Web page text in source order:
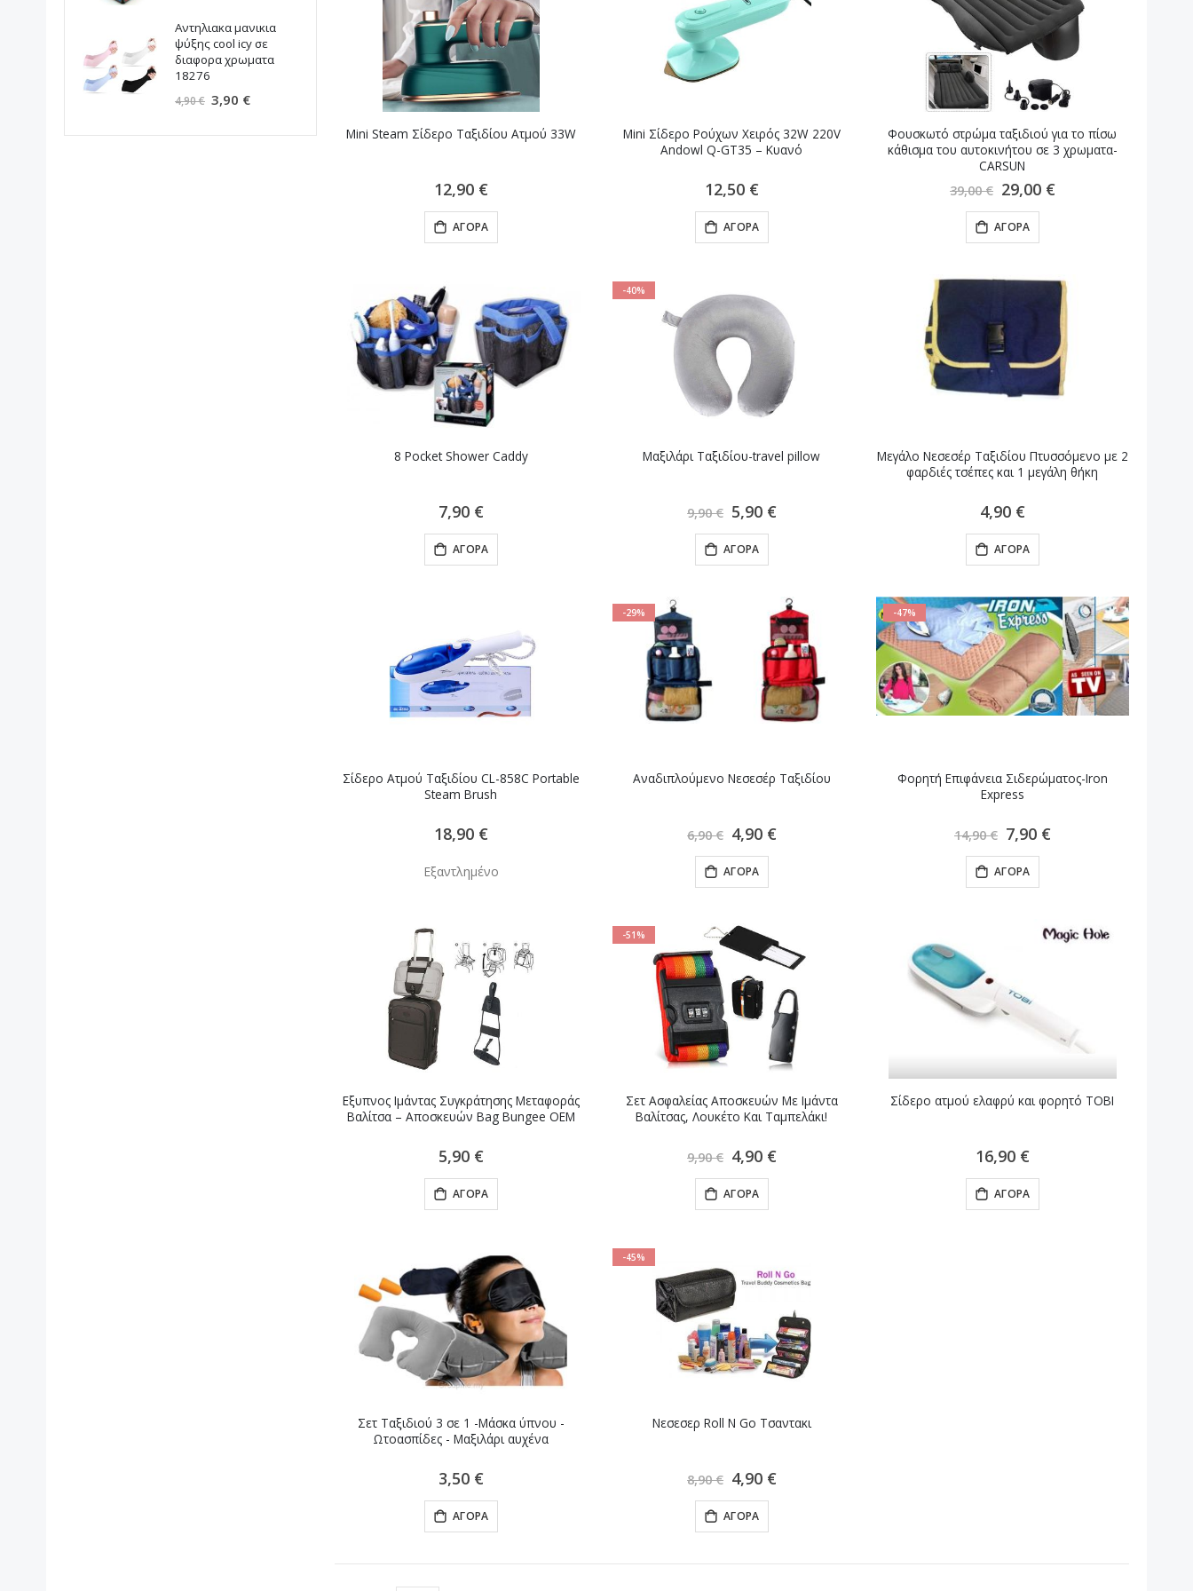
Mini Steam Σίδερο Ταξιδίου Ατμού 33W
12,90 €
ΑΓΟΡΆ
Mini Σίδερο Ρούχων Χειρός 32W 220V
Andowl Q-GT35 – Κυανό
12,50 €
ΑΓΟΡΆ
Φουσκωτό στρώμα ταξιδιού για το πίσω
κάθισμα του αυτοκινήτου σε 3 χρωματα-
CARSUN
39,00 € Ειδική
Τιμή
29,00 €
ΑΓΟΡΆ
8 Pocket Shower Caddy
7,90 €
ΑΓΟΡΆ
-40%
Μαξιλάρι Ταξιδίου-travel pillow
9,90 € Ειδική
Τιμή
5,90 €
ΑΓΟΡΆ
Μεγάλο Νεσεσέρ Ταξιδίου Πτυσσόμενο με 2
φαρδιές τσέπες και 1 μεγάλη θήκη
4,90 €
ΑΓΟΡΆ
Σίδερο Ατμού Ταξιδίου CL-858C Portable
Steam Brush
18,90 €
Εξαντλημένο
-29%
Αναδιπλούμενο Νεσεσέρ Ταξιδίου
6,90 € Ειδική
Τιμή
4,90 €
ΑΓΟΡΆ
-47%
Φορητή Επιφάνεια Σιδερώματος-Iron
Express
14,90 € Ειδική
Τιμή
7,90 €
ΑΓΟΡΆ
Εξυπνος Ιμάντας Συγκράτησης Μεταφοράς
Βαλίτσα – Αποσκευών Bag Bungee OEM
5,90 €
ΑΓΟΡΆ
-51%
Σετ Ασφαλείας Αποσκευών Με Ιμάντα
Βαλίτσας, Λουκέτο Και Ταμπελάκι!
9,90 € Ειδική
Τιμή
4,90 €
ΑΓΟΡΆ
Σίδερο ατμού ελαφρύ και φορητό TOBI
16,90 €
ΑΓΟΡΆ
Σετ Ταξιδιού 3 σε 1 -Μάσκα ύπνου -
Ωτοασπίδες - Μαξιλάρι αυχένα
3,50 €
ΑΓΟΡΆ
-45%
Νεσεσερ Roll N Go Τσαντακι
8,90 € Ειδική
Τιμή
4,90 €
ΑΓΟΡΆ
Αντηλιακα μανικια
ψύξης cool icy σε
διαφορα χρωματα
18276
4,90 € Ειδική
Τιμή
3,90 €
βοηθητικος
καλτσοφορετης -
SockSlider
15,90 € Ειδική
Τιμή
9,50 €
4,90 €